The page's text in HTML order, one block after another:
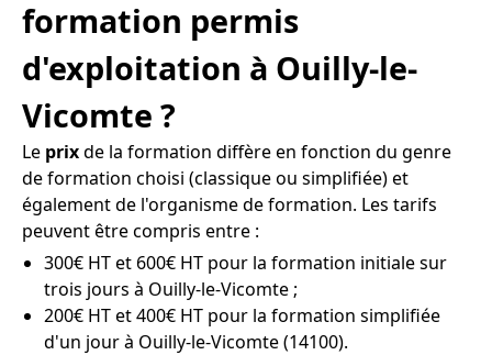
formation permis
d'exploitation à Ouilly-le-
Vicomte ?
Le prixde la formation diffère en fonction du genre
de formation choisi (classique ou simplifiée) et
également de l'organisme de formation. Les tarifs
peuvent être compris entre :
300€ HT et 600€ HT pour la formation initiale sur
trois jours à Ouilly-le-Vicomte ;
200€ HT et 400€ HT pour la formation simplifiée
d'un jour à Ouilly-le-Vicomte (14100).